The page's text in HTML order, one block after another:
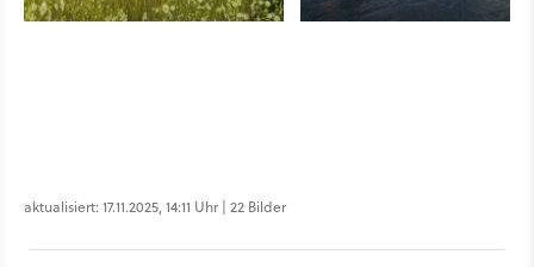
aktualisiert: 17.11.2025, 14:11 Uhr | 22 Bilder